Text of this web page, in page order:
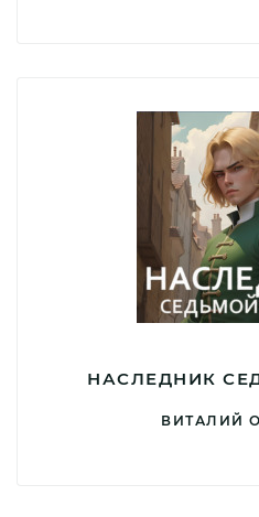
НАСЛЕДНИК
ВИТАЛИЙ